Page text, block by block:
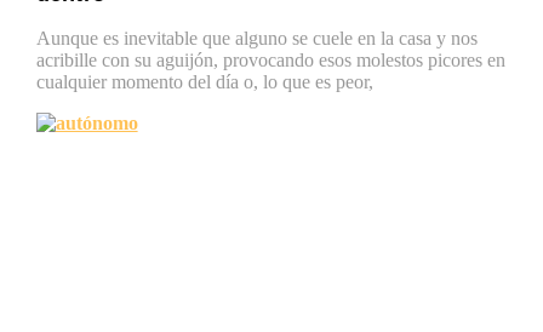
Aunque es inevitable que alguno se cuele en la casa y nos
acribille con su aguijón, provocando esos molestos picores en
cualquier momento del día o, lo que es peor,